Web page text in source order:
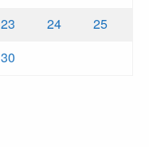
23 24
25
30